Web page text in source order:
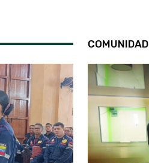
COMUNIDAD